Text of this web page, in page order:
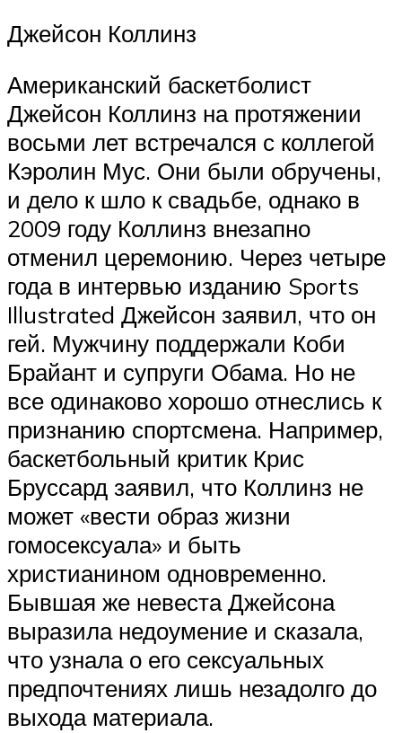
Джейсон Коллинз
Американский баскетболист
Джейсон Коллинз на протяжении
восьми лет встречался с коллегой
Кэролин Мус. Они были обручены,
и дело к шло к свадьбе, однако в
2009 году Коллинз внезапно
отменил церемонию. Через четыре
года в интервью изданию Sports
Illustrated Джейсон заявил, что он
гей. Мужчину поддержали Коби
Брайант и супруги Обама. Но не
все одинаково хорошо отнеслись к
признанию спортсмена. Например,
баскетбольный критик Крис
Бруссард заявил, что Коллинз не
может «вести образ жизни
гомосексуала» и быть
христианином одновременно.
Бывшая же невеста Джейсона
выразила недоумение и сказала,
что узнала о его сексуальных
предпочтениях лишь незадолго до
выхода материала.